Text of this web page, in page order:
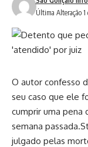
Última Alteração 1
O autor confesso
seu caso que ele
cumprir uma pena
semana
julgado pelas